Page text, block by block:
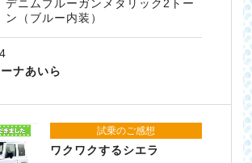
デニムブルーガンメタリック2トー
ン（ブルー内装）
ナあいら
試乗のご感想
ワクワクするシエラ